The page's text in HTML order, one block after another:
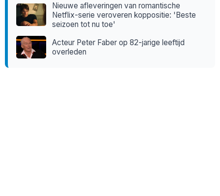
Nieuwe afleveringen van romantische
Netflix-serie veroveren koppositie: 'Beste
seizoen tot nu toe'
Acteur Peter Faber op 82-jarige leeftijd
overleden